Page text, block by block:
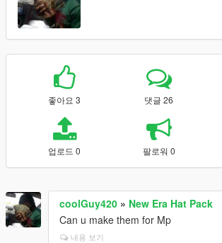
좋아요 3 댓글 26
업로드 0 팔로워 0
coolGuy420 » New Era Hat Pack
Can u make them for Mp
내용 보기